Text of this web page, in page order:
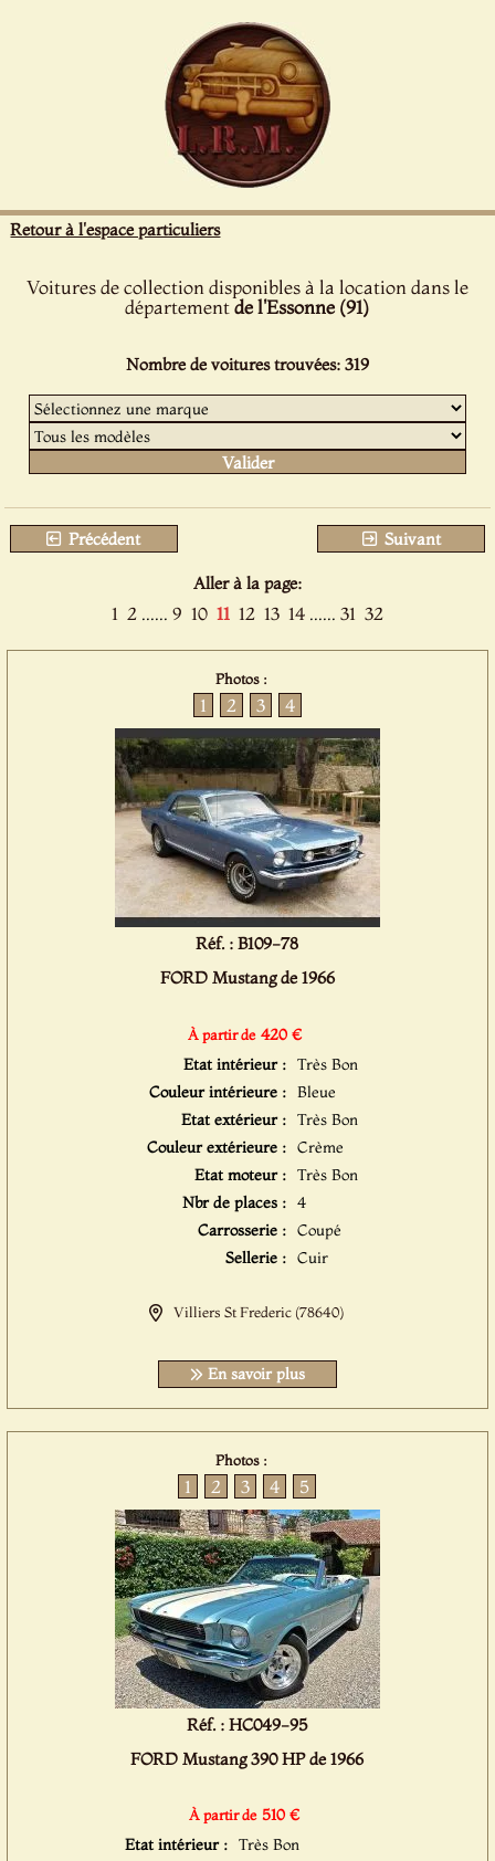
Retour à l'espace particuliers
Voitures de collection disponibles à la location dans le
départementde l'Essonne (91)
Nombre de voitures trouvées: 319
Précédent Suivant
Aller à la page:
1 2 ...... 9 10 11 12 13 14 ...... 31 32
Photos :
1 2 3 4
Réf. : B109-78
FORD Mustang de 1966
À partir de 420 €
Etat intérieur : Très Bon
Couleur intérieure : Bleue
Etat extérieur : Très Bon
Couleur extérieure : Crème
Etat moteur : Très Bon
Nbr de places : 4
Carrosserie : Coupé
Sellerie : Cuir
Villiers St Frederic (78640)
En savoir plus
Photos :
1 2 3 4 5
Réf. : HC049-95
FORD Mustang 390 HP de 1966
À partir de 510 €
Etat intérieur : Très Bon